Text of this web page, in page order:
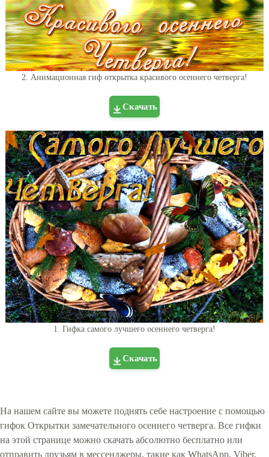
2. Анимационная гиф открытка красивого осеннего четверга!
Скачать
1. Гифка самого лучшего осеннего четверга!
Скачать
На нашем сайте вы можете поднять себе настроение с помощью
гифок Открытки замечательного осеннего четверга. Все гифки
на этой странице можно скачать абсолютно бесплатно или
отправить друзьям в мессенджеры, такие как WhatsApp, Viber,